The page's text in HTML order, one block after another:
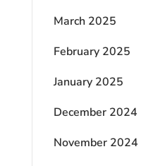
March 2025
February 2025
January 2025
December 2024
November 2024